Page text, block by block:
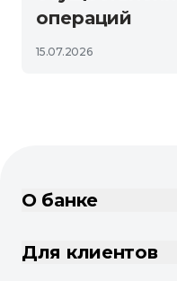
операций
15.07.2026
О банке
Для клиентов